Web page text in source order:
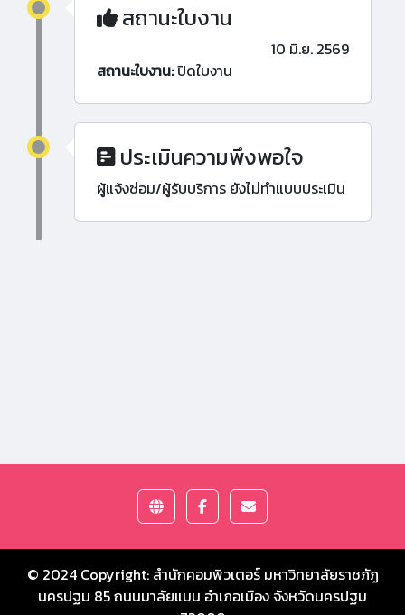
สถานะใบงาน
10 มิ.ย. 2569
สถานะใบงาน:ปิดใบงาน
ประเมินความพึงพอใจ
ผู้แจ้งซ่อม/ผู้รับบริการ ยังไม่ทำแบบประเมิน
© 2024 Copyright: สำนักคอมพิวเตอร์ มหาวิทยาลัยราชภัฏ
นครปฐม 85 ถนนมาลัยแมน อำเภอเมือง จังหวัดนครปฐม